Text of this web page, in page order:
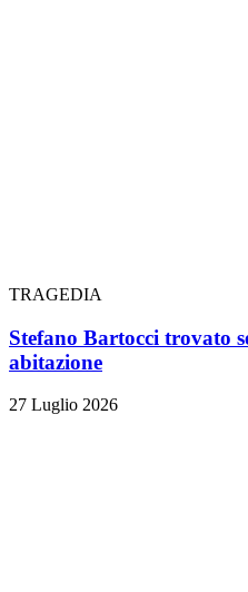
TRAGEDIA
Stefano Bartocci trovato
abitazione
27 Luglio 2026